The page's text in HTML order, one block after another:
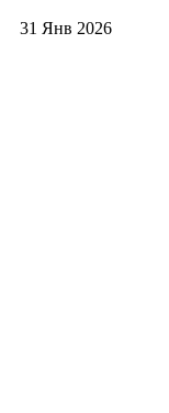
31 Янв 2026